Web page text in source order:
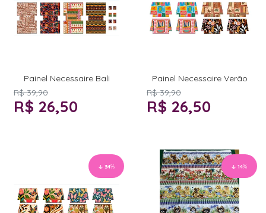
Painel Necessaire Bali
R$ 39,90
R$ 26,50
Painel Necessaire Verão
R$ 39,90
R$ 26,50
34% 14%